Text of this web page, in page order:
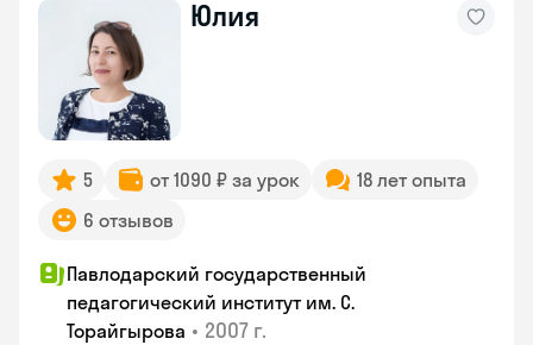
Юлия
5 от 1090 ₽ за урок
18 лет опыта
6 отзывов
Павлодарский государственный
педагогический институт им. С.
Торайгырова • 2007 г.